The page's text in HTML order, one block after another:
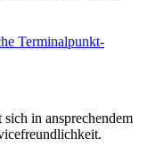
Terminalpunkt-
in ansprechendem